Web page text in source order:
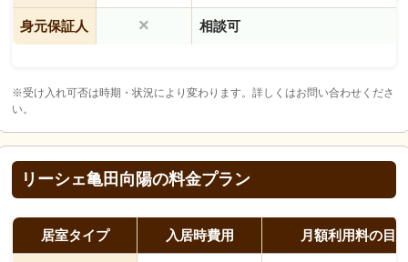
身元保証人 × 相談可
※受け入れ可否は時期・状況により変わります。詳しくはお問い合わせくださ
い。
リーシェ亀田向陽の料金プラン
居室タイプ 入居時費用 月額利用料の目